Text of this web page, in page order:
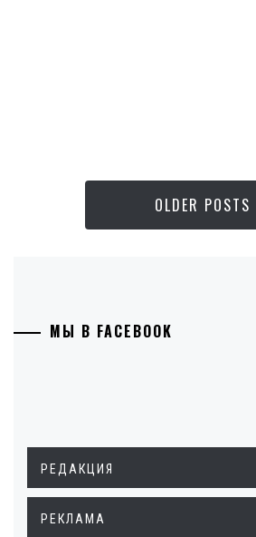
OLDER POSTS
МЫ В FACEBOOK
РЕДАКЦИЯ
РЕКЛАМА